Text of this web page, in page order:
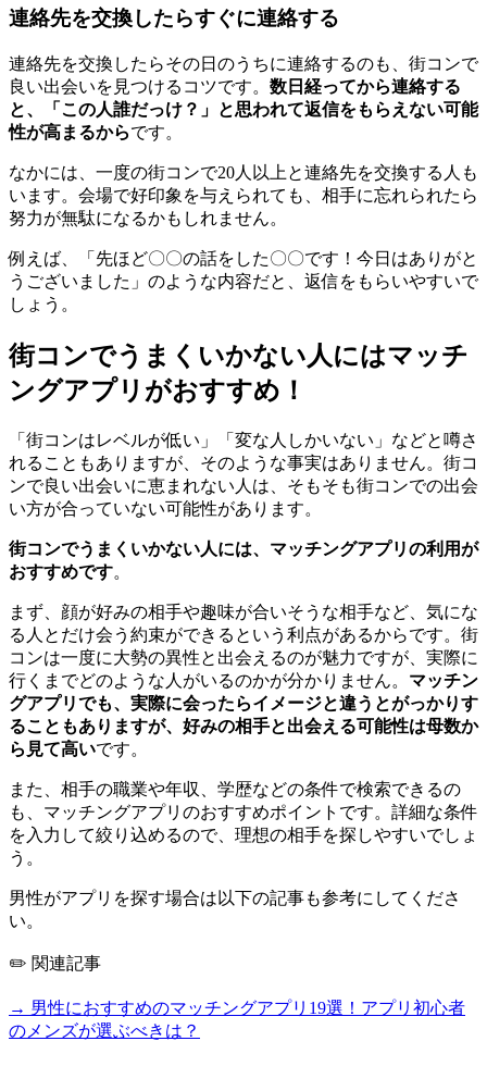
連絡先を交換したらすぐに連絡する
連絡先を交換したらその日のうちに連絡するのも、街コンで
良い出会いを見つけるコツです。 数日経ってから連絡する
と、「この人誰だっけ？」と思われて返信をもらえない可能
性が高まるからです。
なかには、一度の街コンで20人以上と連絡先を交換する人も
います。会場で好印象を与えられても、相手に忘れられたら
努力が無駄になるかもしれません。
例えば、「先ほど〇〇の話をした〇〇です！今日はありがと
うございました」のような内容だと、返信をもらいやすいで
しょう。
街コンでうまくいかない人にはマッチ
ングアプリがおすすめ！
「街コンはレベルが低い」「変な人しかいない」などと噂さ
れることもありますが、そのような事実はありません。街コ
ンで良い出会いに恵まれない人は、そもそも街コンでの出会
い方が合っていない可能性があります。
街コンでうまくいかない人には、マッチングアプリの利用が
おすすめです。
まず、顔が好みの相手や趣味が合いそうな相手など、気にな
る人とだけ会う約束ができるという利点があるからです。街
コンは一度に大勢の異性と出会えるのが魅力ですが、実際に
行くまでどのような人がいるのかが分かりません。 マッチン
グアプリでも、実際に会ったらイメージと違うとがっかりす
ることもありますが、好みの相手と出会える可能性は母数か
ら見て高いです。
また、相手の職業や年収、学歴などの条件で検索できるの
も、マッチングアプリのおすすめポイントです。詳細な条件
を入力して絞り込めるので、理想の相手を探しやすいでしょ
う。
男性がアプリを探す場合は以下の記事も参考にしてくださ
い。
✏️ 関連記事
→ 男性におすすめのマッチングアプリ19選！アプリ初心者
のメンズが選ぶべきは？